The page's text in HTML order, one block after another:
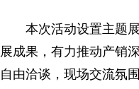
本次活动设置主题
展成果，有力推动产销
自由洽谈，现场交流氛